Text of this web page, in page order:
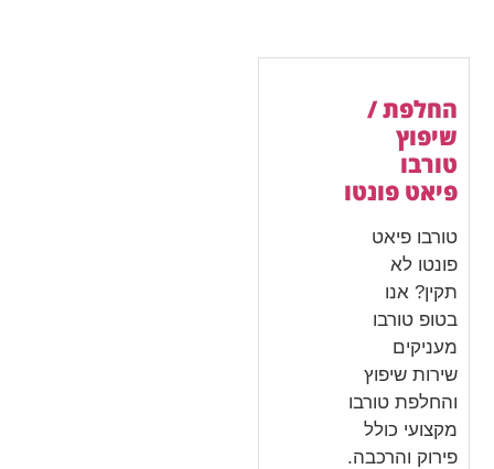
החלפת /
שיפוץ
טורבו
פיאט פונטו
טורבו פיאט
פונטו לא
תקין? אנו
בטופ טורבו
מעניקים
שירות שיפוץ
והחלפת טורבו
מקצועי כולל
פירוק והרכבה.